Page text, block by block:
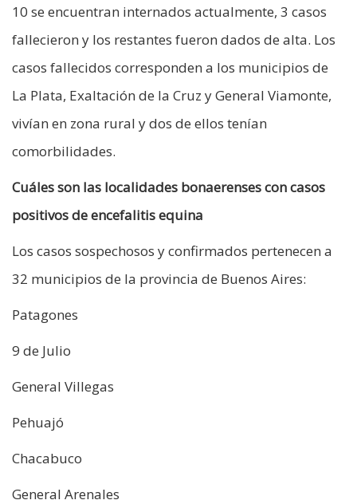
10 se encuentran internados actualmente, 3 casos
fallecieron y los restantes fueron dados de alta. Los
casos fallecidos corresponden a los municipios de
La Plata, Exaltación de la Cruz y General Viamonte,
vivían en zona rural y dos de ellos tenían
comorbilidades.
Cuáles son las localidades bonaerenses con casos
positivos de encefalitis equina
Los casos sospechosos y confirmados pertenecen a
32 municipios de la provincia de Buenos Aires:
Patagones
9 de Julio
General Villegas
Pehuajó
Chacabuco
General Arenales